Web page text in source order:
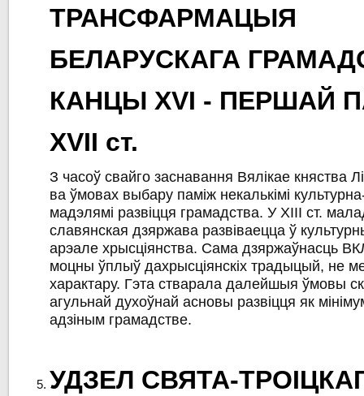
ТРАНСФАРМАЦЫЯ
БЕЛАРУСКАГА
КАНЦЫ XVI - ПЕРШАЙ
XVII ст.
З часоў свайго заснавання Вялікае княства
ва ўмовах выбару паміж некалькімі
мадэлямі развіцця грамадства. У XIII ст.
славянская дзяржава развіваецца ў
арэале хрысціянства. Сама дзяржаўнасць
моцны ўплыў дахрысціянскіх традыцый, не
характару. Гэта стварала далейшыя ўмовы
агульнай духоўнай асновы развіцця як
адзіным грамадстве.
УДЗЕЛ СВЯТА-